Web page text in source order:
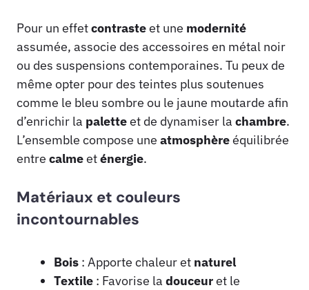
Pour un effetcontrasteet une modernité
assumée, associe des accessoires en métal noir
ou des suspensions contemporaines. Tu peux de
même opter pour des teintes plus soutenues
comme le bleu sombre ou le jaune moutarde afin
d’enrichir la paletteet de dynamiser la chambre.
L’ensemble compose une atmosphèreéquilibrée
entre calmeeténergie.
Matériaux et couleurs
incontournables
Bois : Apporte chaleur et naturel
Textile : Favorise la douceuret le